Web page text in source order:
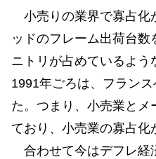
小売りの業界で寡占化
ッドのフレーム出荷台
ニトリが占めているよう
1991年ごろは、フラン
た。つまり、小売業とメ
ており、小売業の寡占化
合わせて今はデフレ経